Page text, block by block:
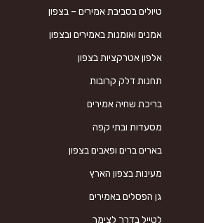
טיולים בסביבת אמירים – בצפון
אמנים ואומנות באמירים ובצפון
אלפון אטרקציות בצפון
תחנות דלק קרובות
בריכת שחיה אמירים
מסעדות ובתי קפה
בארים ברים ופאבים בצפון
מעינות בצפון הארץ
גן הפסלים באמירים
לטייל בדרך לצימר